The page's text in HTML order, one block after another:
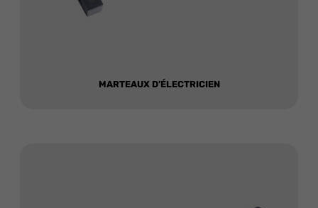
MARTEAUX D’ÉLECTRICIEN